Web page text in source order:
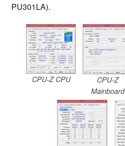
PU301LA).
CPU-Z CPU
CPU-Z
Mainboard